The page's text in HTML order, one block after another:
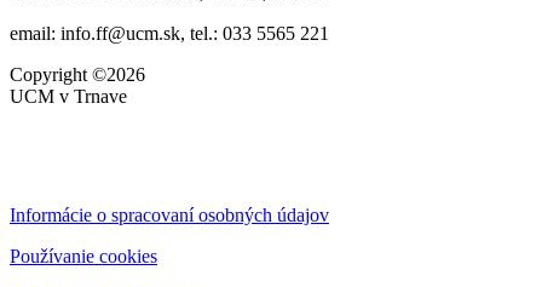
email: info.ff@ucm.sk, tel.: 033 5565 221
Copyright ©2026
UCM v Trnave
Informácie o spracovaní osobných údajov
Používanie cookies